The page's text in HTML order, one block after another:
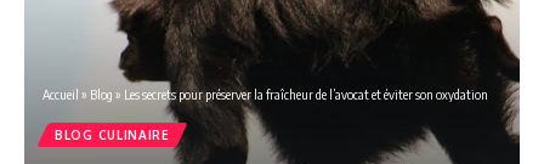
Accueil » Blog » Les secrets pour préserver la fraîcheur de l’avocat et éviter son oxydation
BLOG CULINAIRE